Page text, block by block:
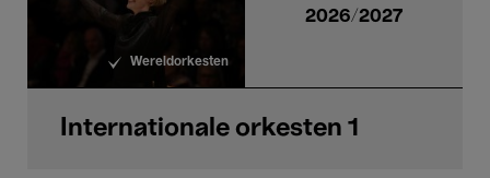
Wereldorkesten
2026/2027
Internationale orkesten 1